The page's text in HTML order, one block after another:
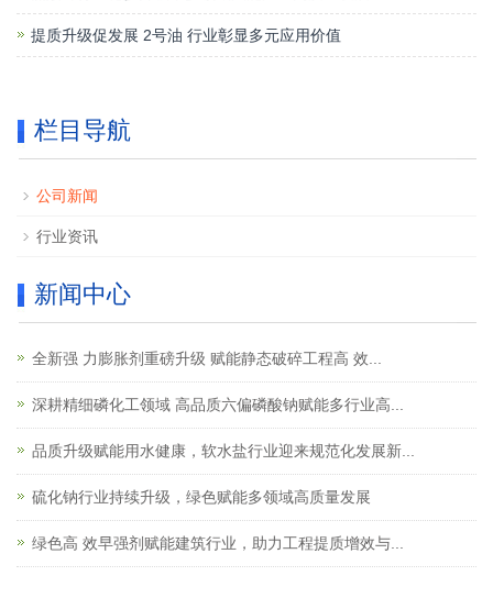
提质升级促发展 2号油 行业彰显多元应用价值
栏目导航
公司新闻
行业资讯
新闻中心
全新强 力膨胀剂重磅升级 赋能静态破碎工程高 效...
深耕精细磷化工领域 高品质六偏磷酸钠赋能多行业高...
品质升级赋能用水健康，软水盐行业迎来规范化发展新...
硫化钠行业持续升级，绿色赋能多领域高质量发展
绿色高 效早强剂赋能建筑行业，助力工程提质增效与...